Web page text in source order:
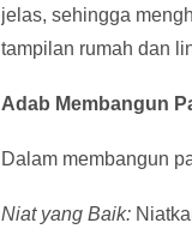
jelas, sehingga
tampilan rumah dan
Adab Membangun
Dalam membangun
Niat yang Baik: